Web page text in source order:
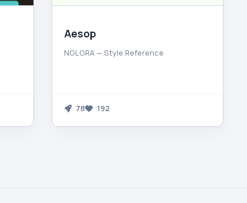
Aesop
NGLORA — Style Reference
78 192